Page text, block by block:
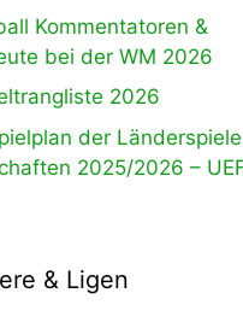
Kommentatoren &
bei der WM 2026
2026
der
2025/2026 –
& Ligen